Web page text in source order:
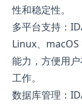
性和稳定性。
多平台支持：
Linux、macOS
能力，方便用
工作。
数据库管理：